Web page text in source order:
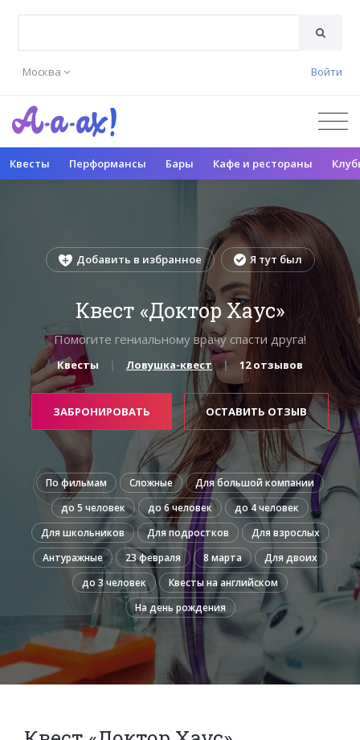
Москва Войти
Квесты Перформансы Бары Кафе и рестораны
Добавить в избранное Я тут был
Квест «Доктор Хаус»
Помогите гениальному врачу спасти друга!
Квесты Ловушка-квест 12 отзывов
ЗАБРОНИРОВАТЬ ОСТАВИТЬ ОТЗЫВ
По фильмам Сложные
Для большой компании
до 5 человек
до 6 человек
до 4 человек
Для школьников
Для подростков
Для взрослых
Антуражные
23 февраля 8 марта
Для двоих
до 3 человек
Квесты на английском
На день рождения